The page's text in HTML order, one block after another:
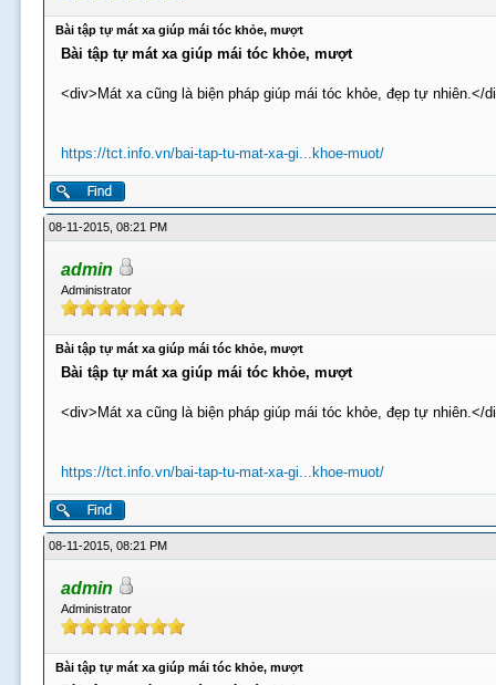
Bài tập tự mát xa giúp mái tóc khỏe, mượt
Bài tập tự mát xa giúp mái tóc khỏe, mượt
<div>Mát xa cũng là biện pháp giúp mái tóc khỏe, đẹp tự nhiên.</
https://tct.info.vn/bai-tap-tu-mat-xa-gi...khoe-muot/
08-11-2015, 08:21 PM
admin
Administrator
Bài tập tự mát xa giúp mái tóc khỏe, mượt
Bài tập tự mát xa giúp mái tóc khỏe, mượt
<div>Mát xa cũng là biện pháp giúp mái tóc khỏe, đẹp tự nhiên.</
https://tct.info.vn/bai-tap-tu-mat-xa-gi...khoe-muot/
08-11-2015, 08:21 PM
admin
Administrator
Bài tập tự mát xa giúp mái tóc khỏe, mượt